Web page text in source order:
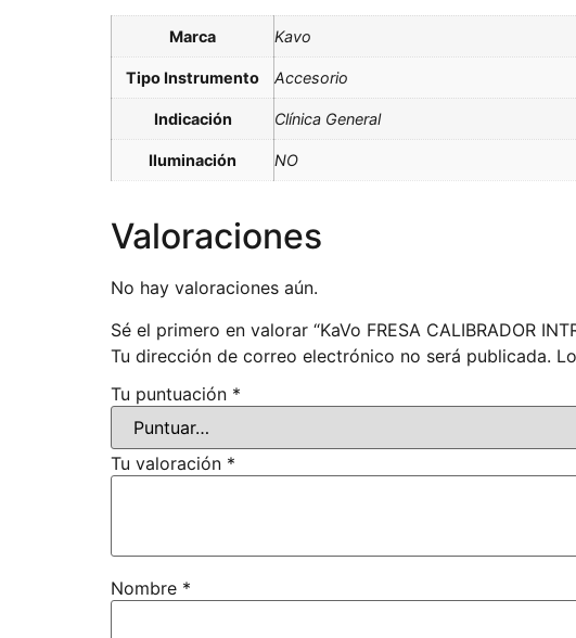
Marca Kavo
Tipo Instrumento Accesorio
Indicación Clínica General
Iluminación NO
Valoraciones
No hay valoraciones aún.
Sé el primero en valorar “KaVo FRESA CALIBRADOR
Tu dirección de correo electrónico no será publicada.
Tu puntuación *
Tu valoración *
Nombre *